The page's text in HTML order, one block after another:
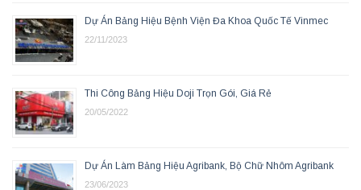
Dự Án Bảng Hiệu Bệnh Viện Đa Khoa Quốc Tế Vinmec
22/11/2023
Thi Công Bảng Hiệu Doji Trọn Gói, Giá Rẻ
20/05/2022
Dự Án Làm Bảng Hiệu Agribank, Bộ Chữ Nhôm Agribank
23/06/2023